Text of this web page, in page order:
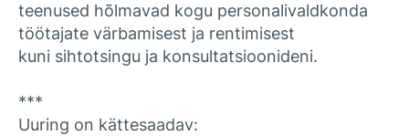
teenused hõlmavad kogu personalivaldkonda
töötajate värbamisest ja rentimisest
kuni sihtotsingu ja konsultatsioonideni.
***
Uuring on kättesaadav: